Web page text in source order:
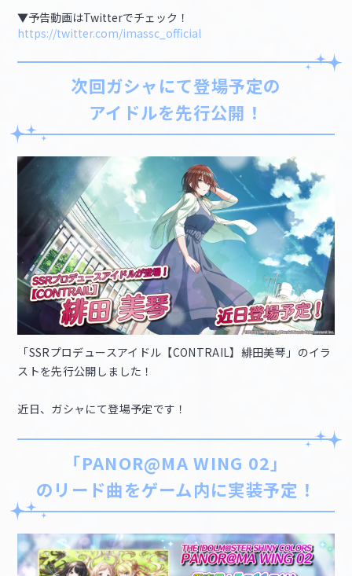
▼予告動画はTwitterでチェック！
https://twitter.com/imassc_official
次回ガシャにて登場予定の
アイドルを先行公開！
「SSRプロデュースアイドル【CONTRAIL】緋田美琴」のイラ
ストを先行公開しました！
近日、ガシャにて登場予定です！
「PANOR@MA WING 02」
のリード曲をゲーム内に実装予定！